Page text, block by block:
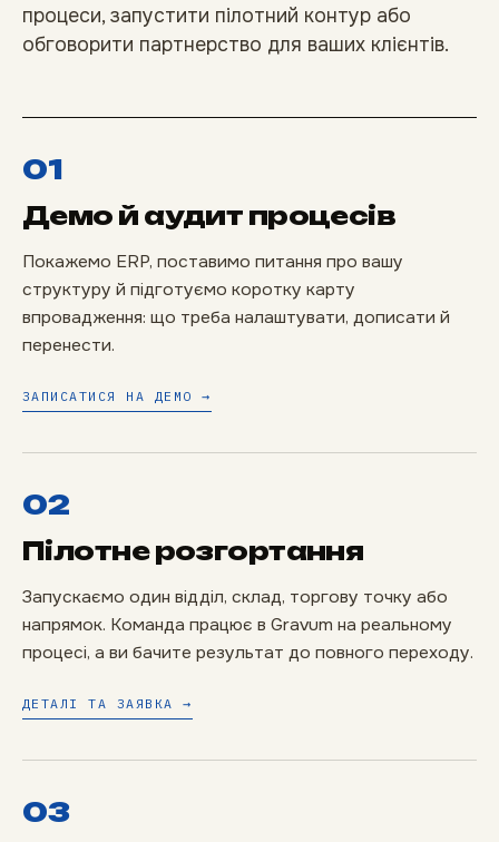
процеси, запустити пілотний контур або
обговорити партнерство для ваших клієнтів.
01
Демо й аудит процесів
Покажемо ERP, поставимо питання про вашу
структуру й підготуємо коротку карту
впровадження: що треба налаштувати, дописати й
перенести.
ЗАПИСАТИСЯ НА ДЕМО →
02
Пілотне розгортання
Запускаємо один відділ, склад, торгову точку або
напрямок. Команда працює в Gravum на реальному
процесі, а ви бачите результат до повного переходу.
ДЕТАЛІ ТА ЗАЯВКА →
03